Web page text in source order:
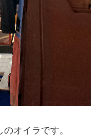
オイラです。